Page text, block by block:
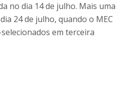
no dia 14 de julho. Mais uma
24 de julho, quando o MEC
em terceira